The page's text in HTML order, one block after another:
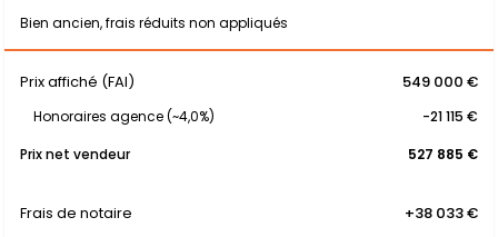
Bien ancien, frais réduits non appliqués
Prix affiché (FAI) 549 000 €
Honoraires agence (~4,0%)
-21 115 €
Prix net vendeur
527 885 €
Frais de notaire +38 033 €